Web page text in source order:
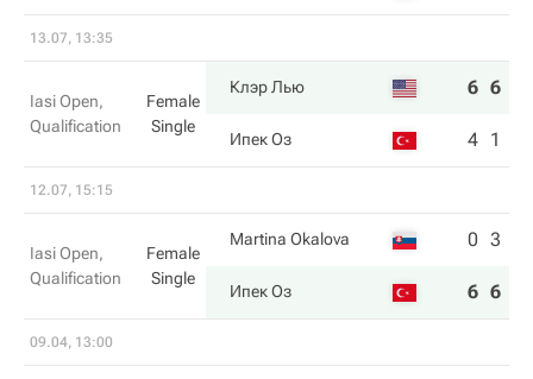
13.07, 13:35
Iasi Open,
Qualification
Female
Single
Клэр Лью 6 6
Ипек Оз 4 1
12.07, 15:15
Iasi Open,
Qualification
Female
Single
Martina Okalova 0 3
Ипек Оз 6 6
09.04, 13:00